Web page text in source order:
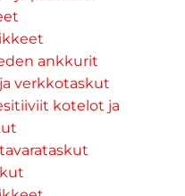
ankkurit
verkkotaskut
kotelot ja